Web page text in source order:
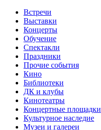
Встречи
Выставки
Концерты
Обучение
Спектакли
Праздники
Прочие события
Кино
Библиотеки
ДК и клубы
Кинотеатры
Концертные площадки
Культурное наследие
Музеи и галереи